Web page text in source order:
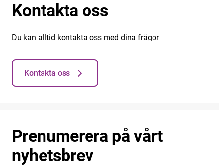
Kontakta oss
Du kan alltid kontakta oss med dina frågor
Kontakta oss
Prenumerera på vårt
nyhetsbrev